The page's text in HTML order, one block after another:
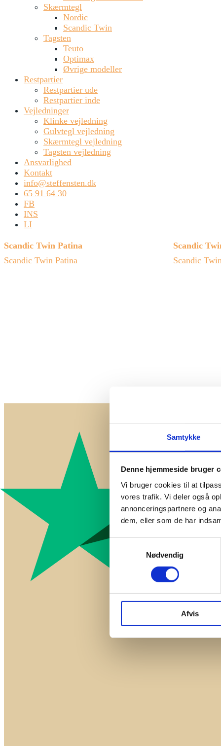
Samtykke
Denne hjemmeside bruger
Vi bruger cookies til at
vores trafik. Vi deler også
annonceringspartnere og
dem, eller som de har
Nødvendig
Afvis
Skærmtegl
Nordic
Scandic Twin
Tagsten
Teuto
Optimax
Øvrige modeller
Restpartier
Restpartier ude
Restpartier inde
Vejledninger
Klinke vejledning
Gulvtegl vejledning
Skærmtegl vejledning
Tagsten vejledning
Ansvarlighed
Kontakt
info@steffensten.dk
65 91 64 30
FB
INS
LI
Scandic Twin Rød
Scandic Twin Rød
Scandic Twin Patina
Scandic Twin Patina
Scandic
Scandic